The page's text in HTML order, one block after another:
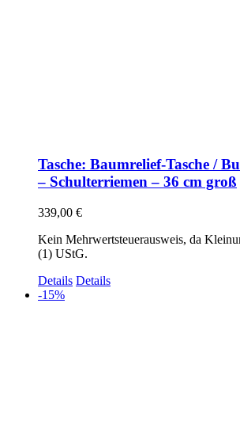
Tasche: Baumrelief-Tasche /
– Schulterriemen – 36 cm groß
339,00 €
Kein Mehrwertsteuerausweis, da
(1) UStG.
Details Details
-15%